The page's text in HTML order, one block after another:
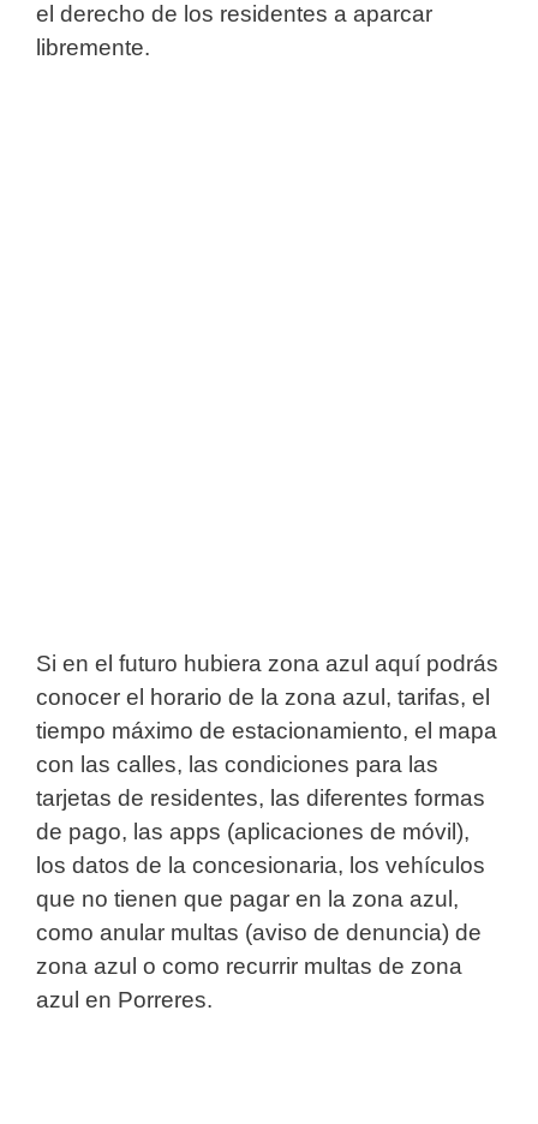
el derecho de los residentes a aparcar
libremente.
Si en el futuro hubiera zona azul aquí podrás
conocer el horario de la zona azul, tarifas, el
tiempo máximo de estacionamiento, el mapa
con las calles, las condiciones para las
tarjetas de residentes, las diferentes formas
de pago, las apps (aplicaciones de móvil),
los datos de la concesionaria, los vehículos
que no tienen que pagar en la zona azul,
como anular multas (aviso de denuncia) de
zona azul o como recurrir multas de zona
azul en Porreres.